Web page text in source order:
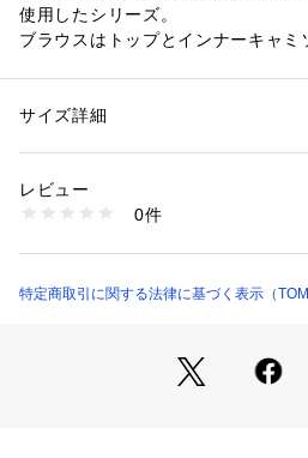
使用したシリーズ。
ブラウスはトップとインナーキャミ
ーガンジーをかませて一緒にスカ
りと覗かせたり、フロンタブル仕様
こなすのもおすすめ。
性別：レディース
素材：[ベスト]　表地：シルク100％　裏
生産国：中国
洗濯：手洗い、漂白不可、タンブル乾燥不
※詳しい洗濯方法については、商品の品質
22014401009 （ショップ）
サイズ詳細
レビュー
0件
特定商取引に関する法律に基づく表示（